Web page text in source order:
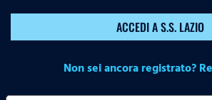
ACCEDI A S.S. LAZIO
Non sei ancora registrato?